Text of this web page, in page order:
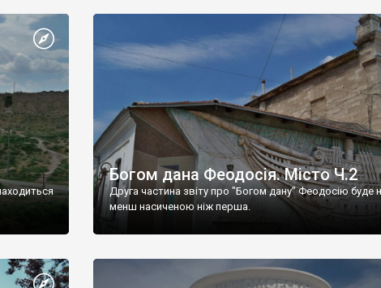
Богом дана Феодосія. Місто Ч.2
Друга частина звіту про "Богом дану" Феодосію буде
менш насиченою ніж перша.